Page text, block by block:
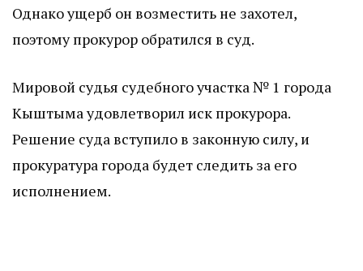
Однако ущерб он возместить не захотел,
поэтому прокурор обратился в суд.
Мировой судья судебного участка № 1 города
Кыштыма удовлетворил иск прокурора.
Решение суда вступило в законную силу, и
прокуратура города будет следить за его
исполнением.